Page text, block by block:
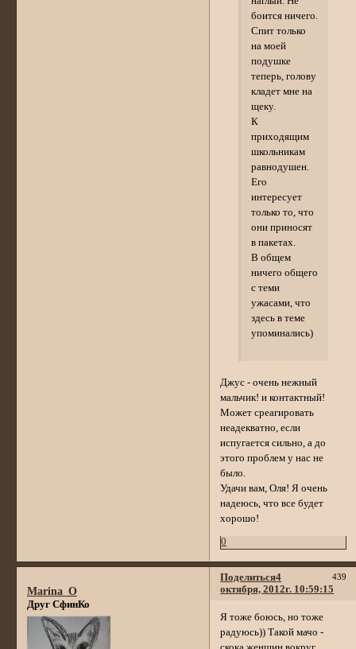
боится ничего.
Спит только
на моей
подушке
теперь, голову
кладет мне на
щеку.
К
приходящим
школьникам
равнодушен.
Его
интересует
только то, что
они приносят
в пакетах.
В общем
ничего общего
с теми
ужасами, что
здесь в теме
упоминались)
Джус - очень нежный
мальчик! и контактный!
Может среагировать
неадекватно, если
испугается сильно, а до
этого проблем у нас не
было.
Удачи вам, Оля! Я очень
надеюсь, что все будет
хорошо!
0
Поделиться 439
4
октября, 2012г. 10:59:15
Marina_O
Друг СфинКо
Я тоже боюсь, но тоже
радуюсь)) Такой мачо -